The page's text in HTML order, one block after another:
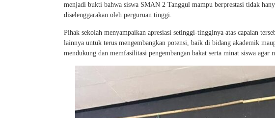
menjadi bukti bahwa siswa SMAN 2 Tanggul mampu berprestasi tidak
diselenggarakan oleh perguruan tinggi.
Pihak sekolah menyampaikan apresiasi setinggi-tingginya atas capaian
lainnya untuk terus mengembangkan potensi, baik di bidang akademik
mendukung dan memfasilitasi pengembangan bakat serta minat siswa agar